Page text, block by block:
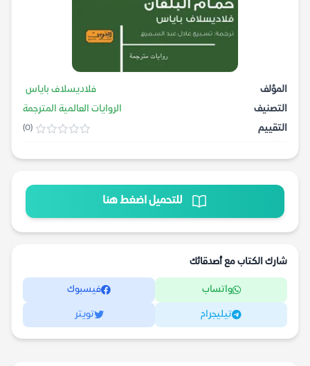
المؤلف
فلاديسلاف باياس
التصنيف
الروايات العالمية المترجمة
التقييم
(0)
للتحميل اضغط هنا
شارك الكتاب مع أصدقائك
واتساب فيسبوك
تيليجرام تويتر